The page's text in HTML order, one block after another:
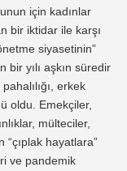
için kadınlar
bir iktidar ile karşı
siyasetinin”
bir yılı aşkın süredir
erkek
oldu. Emekçiler,
mülteciler,
hayatlara”
ve pandemik